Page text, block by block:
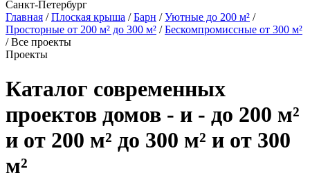
Санкт-Петербург
Главная /Плоская крыша /Барн /Уютные до 200 м² /
Просторные от 200 м² до 300 м² /Бескомпромиссные от 300 м²
/Все проекты
Проекты
Каталог современных
проектов домов - и - до 200 м²
и от 200 м² до 300 м² и от 300
м²